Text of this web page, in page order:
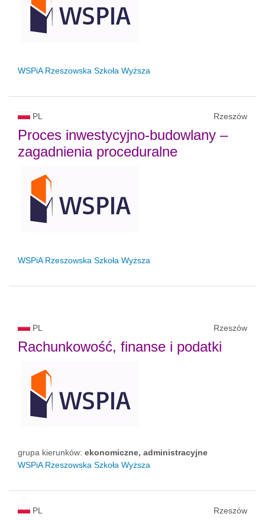
WSPiA Rzeszowska Szkoła Wyższa
PL Rzeszów
Proces inwestycyjno-budowlany –
zagadnienia proceduralne
WSPiA Rzeszowska Szkoła Wyższa
PL Rzeszów
Rachunkowość, finanse i podatki
grupa kierunków: ekonomiczne, administracyjne
WSPiA Rzeszowska Szkoła Wyższa
PL Rzeszów